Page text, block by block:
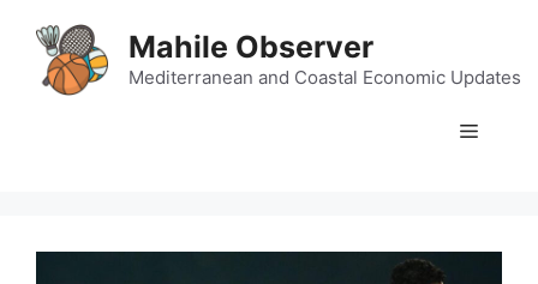
content
Mahile Observer
Mediterranean and Coastal Economic Updates
Menu